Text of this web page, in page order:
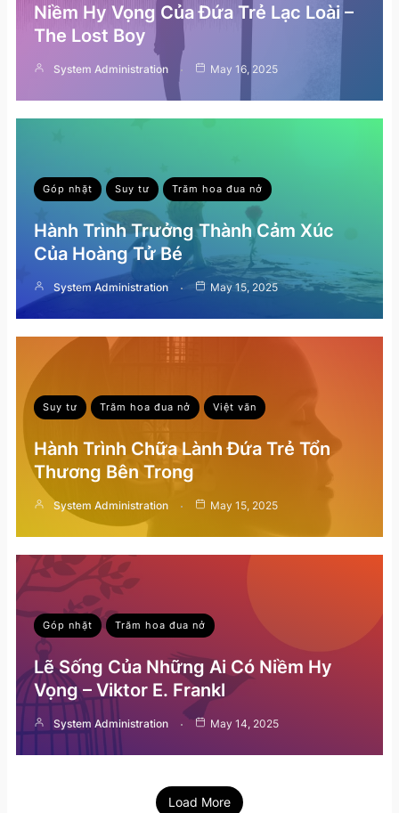
Niềm Hy Vọng Của Đứa Trẻ Lạc Loài –
The Lost Boy
System Administration May 16, 2025
Góp nhặt Suy tư Trăm hoa đua nở
Hành Trình Trưởng Thành Cảm Xúc
Của Hoàng Tử Bé
System Administration May 15, 2025
Suy tư Trăm hoa đua nở Việt văn
Hành Trình Chữa Lành Đứa Trẻ Tổn
Thương Bên Trong
System Administration May 15, 2025
Góp nhặt Trăm hoa đua nở
Lẽ Sống Của Những Ai Có Niềm Hy
Vọng – Viktor E. Frankl
System Administration May 14, 2025
Load More